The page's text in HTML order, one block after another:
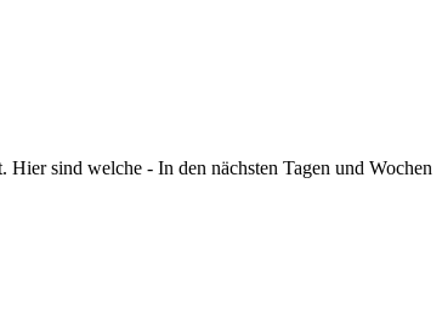
sind welche - In den nächsten Tagen und Wochen